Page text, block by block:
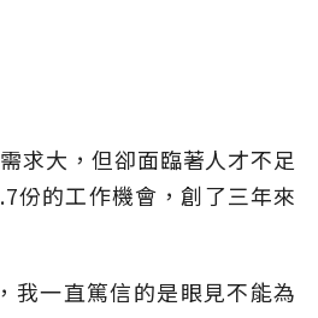
求大，但卻面臨著人才不足
份的工作機會，創了三年來
我一直篤信的是眼見不能為